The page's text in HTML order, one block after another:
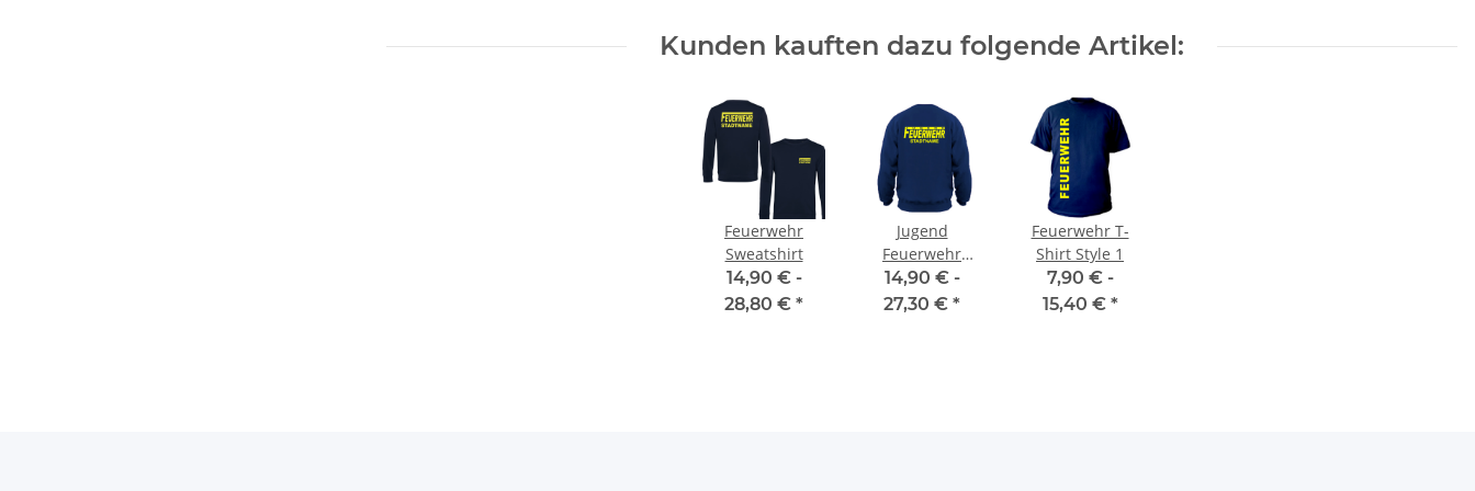
Kunden kauften dazu folgende Artikel:
Feuerwehr
Sweatshirt
14,90 € -
28,80 € *
Jugend
Feuerwehr
Sweatshirt #3
14,90 € -
27,30 € *
Feuerwehr T-
Shirt Style 1
7,90 € -
15,40 € *